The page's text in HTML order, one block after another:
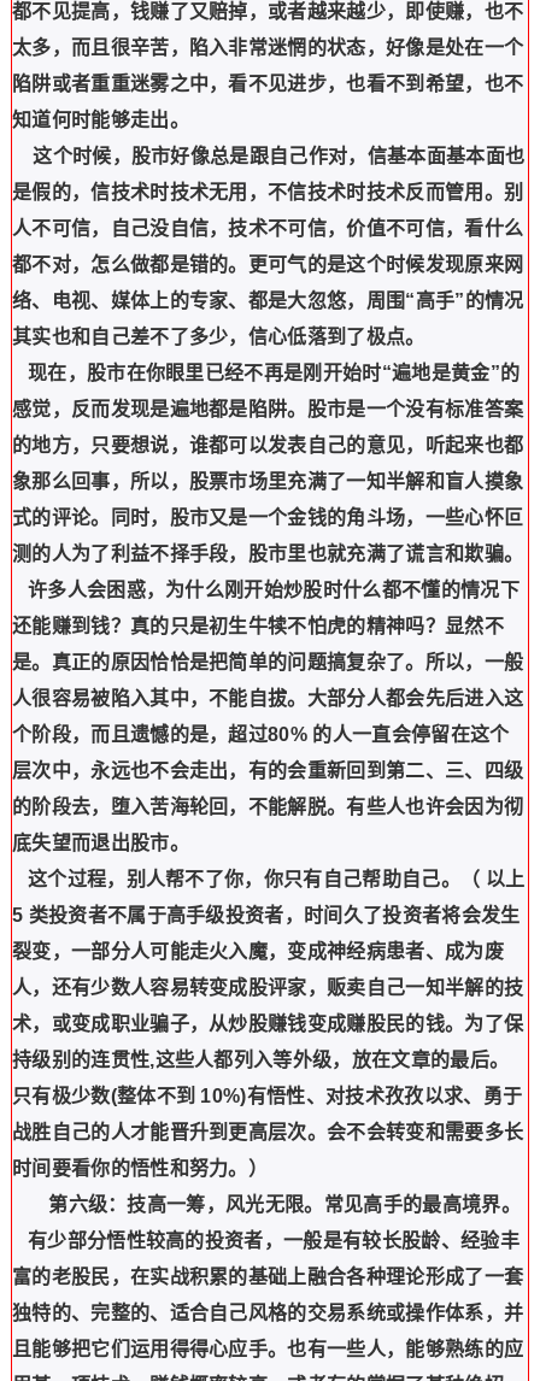
都不见提高，钱赚了又赔掉，或者越来越少，即使赚，也不
太多，而且很辛苦，陷入非常迷惘的状态，好像是处在一个
陷阱或者重重迷雾之中，看不见进步，也看不到希望，也不
知道何时能够走出。
这个时候，股市好像总是跟自己作对，信基本面基本面也
是假的，信技术时技术无用，不信技术时技术反而管用。别
人不可信，自己没自信，技术不可信，价值不可信，看什么
都不对，怎么做都是错的。更可气的是这个时候发现原来网
络、电视、媒体上的专家、都是大忽悠，周围“高手”的情况
其实也和自己差不了多少，信心低落到了极点。
现在，股市在你眼里已经不再是刚开始时“遍地是黄金”的
感觉，反而发现是遍地都是陷阱。股市是一个没有标准答案
的地方，只要想说，谁都可以发表自己的意见，听起来也都
象那么回事，所以，股票市场里充满了一知半解和盲人摸象
式的评论。同时，股市又是一个金钱的角斗场，一些心怀叵
测的人为了利益不择手段，股市里也就充满了谎言和欺骗。
许多人会困惑，为什么刚开始炒股时什么都不懂的情况下
还能赚到钱？真的只是初生牛犊不怕虎的精神吗？显然不
是。真正的原因恰恰是把简单的问题搞复杂了。所以，一般
人很容易被陷入其中，不能自拔。大部分人都会先后进入这
个阶段，而且遗憾的是，超过80% 的人一直会停留在这个
层次中，永远也不会走出，有的会重新回到第二、三、四级
的阶段去，堕入苦海轮回，不能解脱。有些人也许会因为彻
底失望而退出股市。
这个过程，别人帮不了你，你只有自己帮助自己。（ 以上
5 类投资者不属于高手级投资者，时间久了投资者将会发生
裂变，一部分人可能走火入魔，变成神经病患者、成为废
人，还有少数人容易转变成股评家，贩卖自己一知半解的技
术，或变成职业骗子，从炒股赚钱变成赚股民的钱。为了保
持级别的连贯性,这些人都列入等外级，放在文章的最后。
只有极少数(整体不到 10%)有悟性、对技术孜孜以求、勇于
战胜自己的人才能晋升到更高层次。会不会转变和需要多长
时间要看你的悟性和努力。）
第六级：技高一筹，风光无限。常见高手的最高境界。
有少部分悟性较高的投资者，一般是有较长股龄、经验丰
富的老股民，在实战积累的基础上融合各种理论形成了一套
独特的、完整的、适合自己风格的交易系统或操作体系，并
且能够把它们运用得得心应手。也有一些人，能够熟练的应